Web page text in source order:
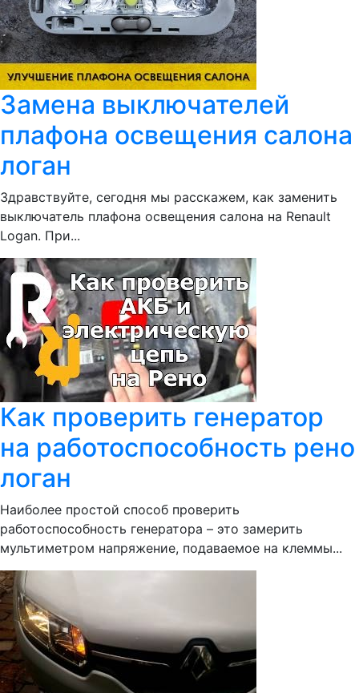
Замена выключателей
плафона освещения салона
логан
Здравствуйте, сегодня мы расскажем, как заменить
выключатель плафона освещения салона на Renault
Logan. При...
Как проверить генератор
на работоспособность рено
логан
Наиболее простой способ проверить
работоспособность генератора – это замерить
мультиметром напряжение, подаваемое на клеммы...